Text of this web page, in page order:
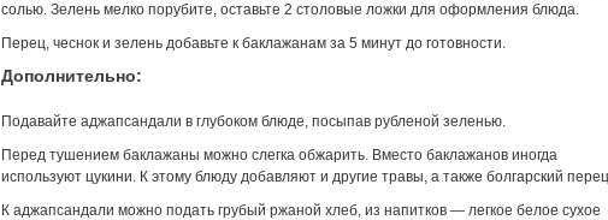
солью. Зелень мелко порубите, оставьте 2 столовые ложки для оформления блюда.
Перец, чеснок и зелень добавьте к баклажанам за 5 минут до готовности.
Дополнительно:
Подавайте аджапсандали в глубоком блюде, посыпав рубленой зеленью.
Перед тушением баклажаны можно слегка обжарить. Вместо баклажанов иногда
используют цукини. К этому блюду добавляют и другие травы, а также болгарский
К аджапсандали можно подать грубый ржаной хлеб, из напитков — легкое белое сухое